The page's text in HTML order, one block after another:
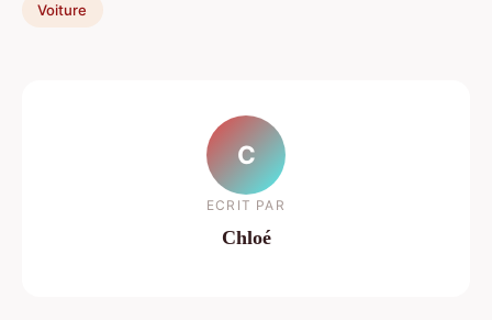
Voiture
C
ECRIT PAR
Chloé